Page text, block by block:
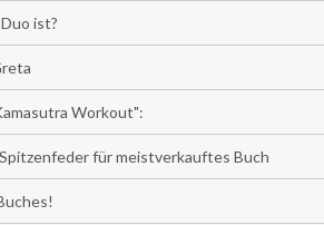
ist?
Workout":
für meistverkauftes Buch